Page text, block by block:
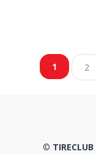
1 2
© TIRECLUB